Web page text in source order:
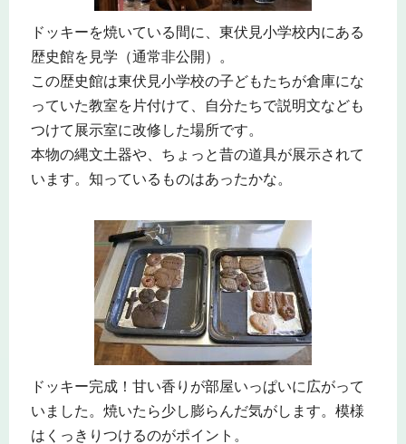
ドッキーを焼いている間に、東伏見小学校内にある
歴史館を見学（通常非公開）。
この歴史館は東伏見小学校の子どもたちが倉庫にな
っていた教室を片付けて、自分たちで説明文なども
つけて展示室に改修した場所です。
本物の縄文土器や、ちょっと昔の道具が展示されて
います。知っているものはあったかな。
ドッキー完成！甘い香りが部屋いっぱいに広がって
いました。焼いたら少し膨らんだ気がします。模様
はくっきりつけるのがポイント。